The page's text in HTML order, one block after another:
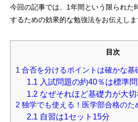
今回の記事では、1年間という限られた
するための効果的な勉強法をお伝えしま
目次
1 合否を分けるポイントは確かな基
1.1 入試問題の約40％は標準
1.2 なぜそれほど基礎力が大
2 独学でも使える！医学部合格のた
2.1 自習は1セット15分